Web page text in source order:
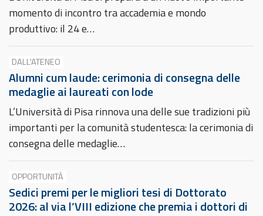
momento di incontro tra accademia e mondo
produttivo: il 24 e…
DALL'ATENEO
Alumni cum laude: cerimonia di consegna delle
medaglie ai laureati con lode
L’Università di Pisa rinnova una delle sue tradizioni più
importanti per la comunità studentesca: la cerimonia di
consegna delle medaglie…
OPPORTUNITÀ
Sedici premi per le migliori tesi di Dottorato
2026: al via l’VIII edizione che premia i dottori di